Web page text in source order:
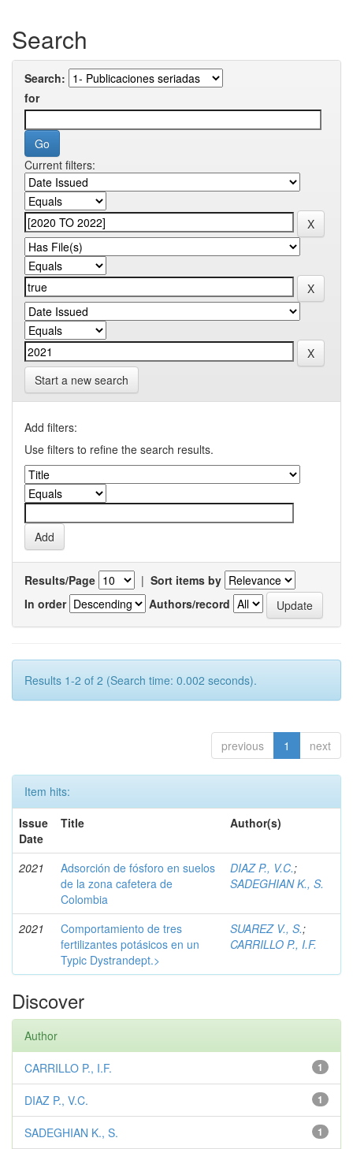
Search
Search:
for
Current filters:
Start a new search
Add filters:
Use filters to refine the search results.
Results/Page | Sort items by
In order
Authors/record
Results 1-2 of 2 (Search time: 0.002 seconds).
previous 1 next
Item hits:
Issue
Date
Title Author(s)
2021
Adsorción de fósforo en suelos
de la zona cafetera de
Colombia
DIAZ P., V.C.;
SADEGHIAN K., S.
2021
Comportamiento de tres
fertilizantes potásicos en un
Typic Dystrandept.>
SUAREZ V., S.;
CARRILLO P., I.F.
Discover
Author
1
CARRILLO P., I.F.
1
DIAZ P., V.C.
1
SADEGHIAN K., S.